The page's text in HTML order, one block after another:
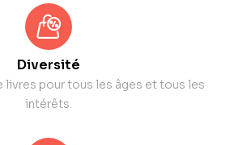
Diversité
livres pour tous les âges et tous les
intérêts.